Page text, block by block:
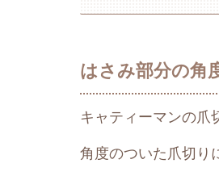
はさみ部分の角
キャティーマンの爪
角度のついた爪切り